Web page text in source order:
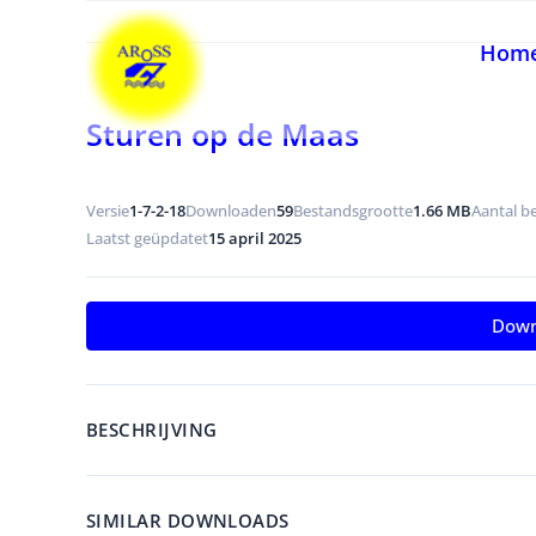
Sturen op de Maas
Versie1-7-2-18Downloaden59Bestandsgrootte1.66 MBAantal
Laatst geüpdatet15 april 2025
BESCHRIJVING
SIMILAR DOWNLOADS